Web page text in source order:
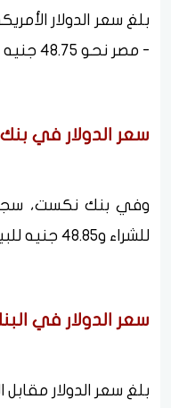
بلغ سعر الدولار
- مصر نحو 48.75 جنيه للشراء و48.85 جنيه للبيع.
سعر الدولار في
للشراء و48.85 جنيه للبيع.
سعر الدولار في
بلغ سعر الدولار